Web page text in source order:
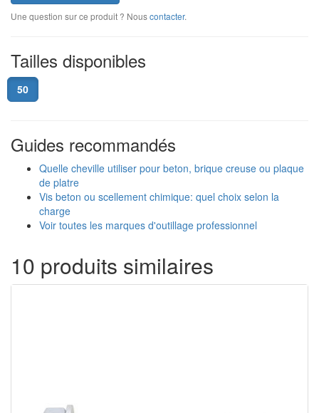
Une question sur ce produit ? Nouscontacter.
Tailles disponibles
50
Guides recommandés
Quelle cheville utiliser pour beton, brique creuse ou plaque
de platre
Vis beton ou scellement chimique: quel choix selon la
charge
Voir toutes les marques d'outillage professionnel
10 produits similaires